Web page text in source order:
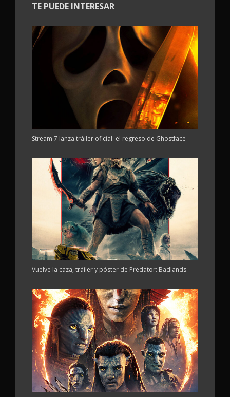
TE PUEDE INTERESAR
Stream 7 lanza tráiler oficial: el regreso de Ghostface
Vuelve la caza, tráiler y póster de Predator: Badlands